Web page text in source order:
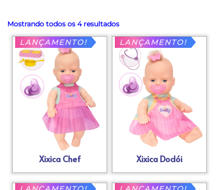
Mostrando todos os 4 resultados
LANÇAMENTO!
Xixica Chef
LANÇAMENTO!
Xixica Dodói